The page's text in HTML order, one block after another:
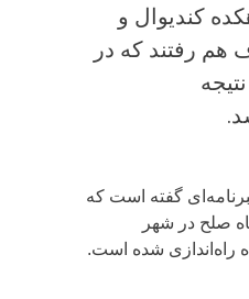
کندیوال و
رفتند که در
گفته است که
صلح در شهر
راه‌اندازی شده است.